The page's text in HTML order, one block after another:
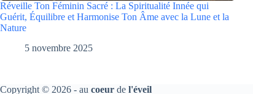
Réveille Ton Féminin Sacré : La Spiritualité Innée qui
Guérit, Équilibre et Harmonise Ton Âme avec la Lune et la
Nature
5 novembre 2025
Copyright © 2026 - au coeur de l'éveil